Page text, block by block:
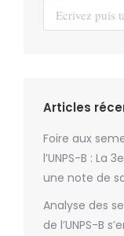
Recherche
Articles
Foire aux
l’UNPS-B : La
une note de
Analyse des
de l’UNPS-B